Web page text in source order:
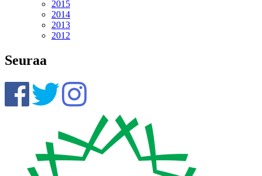
2015
2014
2013
2012
Seuraa